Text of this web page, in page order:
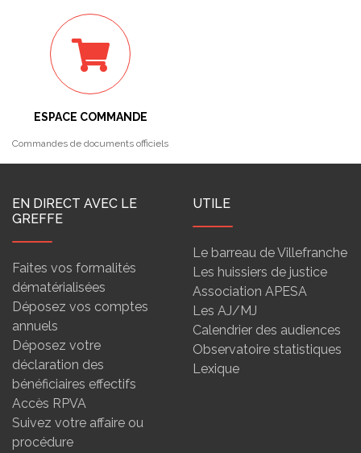
ESPACE COMMANDE
Commandes de documents officiels
EN DIRECT AVEC LE
GREFFE
Faites vos formalités
dématérialisées
Déposez vos comptes
annuels
Déposez votre
déclaration des
bénéficiaires effectifs
Accès RPVA
Suivez votre affaire ou
procédure
UTILE
Le barreau de Villefranche
Les huissiers de justice
Association APESA
Les AJ/MJ
Calendrier des audiences
Observatoire statistiques
Lexique